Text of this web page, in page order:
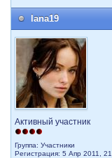
lana19
Активный участник
Группа: Участники
Регистрация: 5 Апр 2011,